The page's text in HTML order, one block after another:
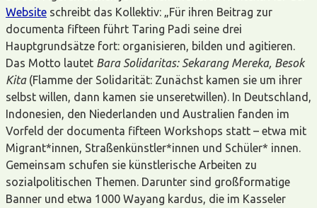
Website schreibt das Kollektiv: „Für ihren Beitrag zur
documenta fifteen führt Taring Padi seine drei
Hauptgrundsätze fort: organisieren, bilden und agitieren.
Das Motto lautet Bara Solidaritas: Sekarang Mereka, Besok
Kita (Flamme der Solidarität: Zunächst kamen sie um ihrer
selbst willen, dann kamen sie unseretwillen). In Deutschland,
Indonesien, den Niederlanden und Australien fanden im
Vorfeld der documenta fifteen Workshops statt – etwa mit
Migrant*innen, Straßenkünstler*innen und Schüler* innen.
Gemeinsam schufen sie künstlerische Arbeiten zu
sozialpolitischen Themen. Darunter sind großformatige
Banner und etwa 1000 Wayang kardus, die im Kasseler